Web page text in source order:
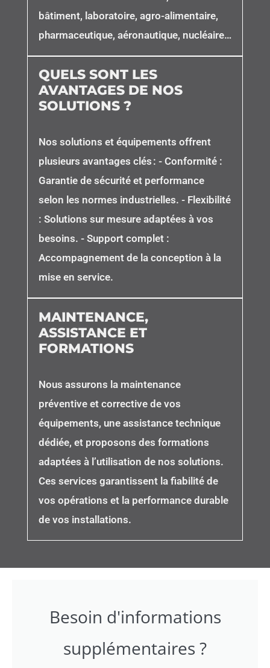
bâtiment, laboratoire, agro-alimentaire,
pharmaceutique, aéronautique, nucléaire…
QUELS SONT LES
AVANTAGES DE NOS
SOLUTIONS ?
Nos solutions et équipements offrent
plusieurs avantages clés : - Conformité :
Garantie de sécurité et performance
selon les normes industrielles. - Flexibilité
: Solutions sur mesure adaptées à vos
besoins. - Support complet :
Accompagnement de la conception à la
mise en service.
MAINTENANCE,
ASSISTANCE ET
FORMATIONS
Nous assurons la maintenance
préventive et corrective de vos
équipements, une assistance technique
dédiée, et proposons des formations
adaptées à l’utilisation de nos solutions.
Ces services garantissent la fiabilité de
vos opérations et la performance durable
de vos installations.
Besoin d'informations
supplémentaires ?